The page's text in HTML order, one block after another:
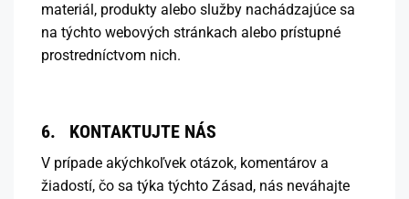
materiál, produkty alebo služby nachádzajúce sa
na týchto webových stránkach alebo prístupné
prostredníctvom nich.
6. KONTAKTUJTE NÁS
V prípade akýchkoľvek otázok, komentárov a
žiadostí, čo sa týka týchto Zásad, nás neváhajte